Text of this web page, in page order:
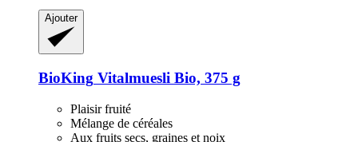
Ajouter
BioKing Vitalmuesli Bio, 375 g
Plaisir fruité
Mélange de céréales
Aux fruits secs, graines et noix